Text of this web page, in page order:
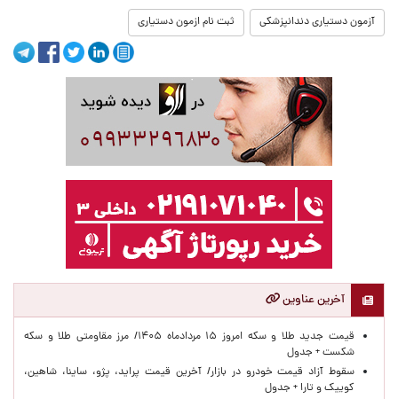
آزمون دستیاری دندانپزشکی ثبت نام ازمون دستیاری
آخرین عناوین
قیمت جدید طلا و سکه امروز ۱۵ مردادماه ۱۴۰۵/ مرز مقاومتی طلا و سکه
شکست + جدول
سقوط آزاد قیمت خودرو در بازار/ آخرین قیمت پراید، پژو، ساینا، شاهین،
کوییک و تارا + جدول